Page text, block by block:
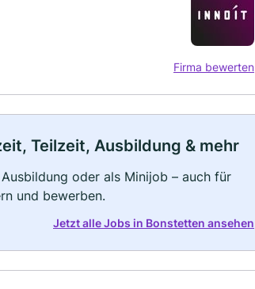
Firma bewerten
Teilzeit, Ausbildung & mehr
oder als Minijob – auch für
und bewerben.
Jetzt alle Jobs in Bonstetten ansehen